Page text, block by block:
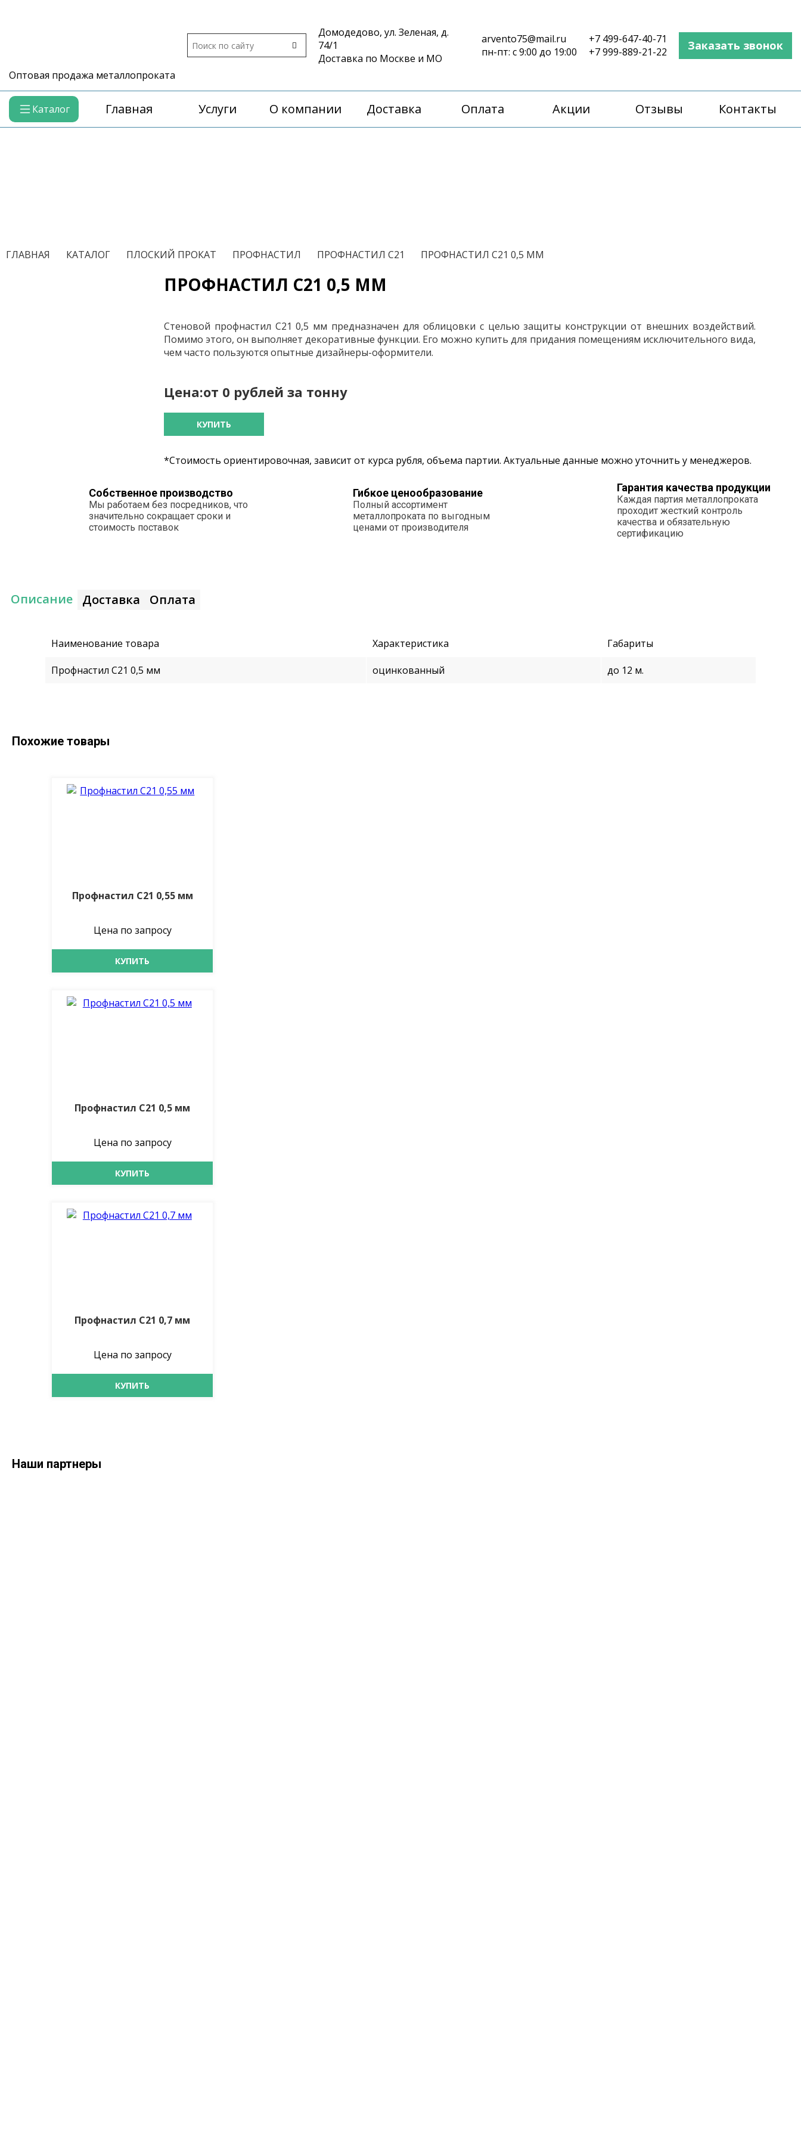
Оптовая продажа металлопроката
Домодедово, ул. Зеленая, д.
74/1
Доставка по Москве и МО
arvento75@mail.ru
пн-пт: с 9:00 до 19:00
+7 499-647-40-71
+7 999-889-21-22
Заказать звонок
Каталог Главная Услуги О компании Доставка Оплата Акции Отзывы Контакты
ГЛАВНАЯ КАТАЛОГ ПЛОСКИЙ ПРОКАТ ПРОФНАСТИЛ ПРОФНАСТИЛ С21 ПРОФНАСТИЛ С21 0,5 ММ
ПРОФНАСТИЛ С21 0,5 ММ
Стеновой профнастил С21 0,5 мм предназначен для облицовки с целью защиты конструкции от внешних воздействий.
Помимо этого, он выполняет декоративные функции. Его можно купить для придания помещениям исключительного вида,
чем часто пользуются опытные дизайнеры-оформители.
Цена:от 0 рублей за тонну
КУПИТЬ
*Стоимость ориентировочная, зависит от курса рубля, объема партии. Актуальные данные можно уточнить у менеджеров.
Собственное производство
Мы работаем без посредников, что
значительно сокращает сроки и
стоимость поставок
Гибкое ценообразование
Полный ассортимент
металлопроката по выгодным
ценами от производителя
Гарантия качества продукции
Каждая партия металлопроката
проходит жесткий контроль
качества и обязательную
сертификацию
Описание Доставка Оплата
Наименование товара Характеристика Габариты
Профнастил С21 0,5 мм оцинкованный до 12 м.
Похожие товары
Профнастил С21 0,55 мм
Цена по запросу
КУПИТЬ
Профнастил С21 0,5 мм
Цена по запросу
КУПИТЬ
Профнастил С21 0,7 мм
Цена по запросу
КУПИТЬ
Наши партнеры